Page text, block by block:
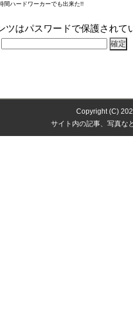
ツはパスワードで保護されて
Copyright (C)
サイト内の記事、写真な